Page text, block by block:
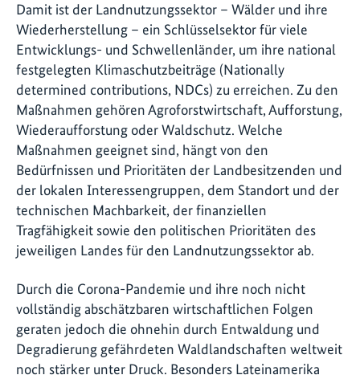
Damit ist der Landnutzungssektor – Wälder und ihre
Wiederherstellung – ein Schlüsselsektor für viele
Entwicklungs- und Schwellenländer, um ihre national
festgelegten Klimaschutzbeiträge (Nationally
determined contributions, NDCs) zu erreichen. Zu den
Maßnahmen gehören Agroforstwirtschaft, Aufforstung,
Wiederaufforstung oder Waldschutz. Welche
Maßnahmen geeignet sind, hängt von den
Bedürfnissen und Prioritäten der Landbesitzenden und
der lokalen Interessengruppen, dem Standort und der
technischen Machbarkeit, der finanziellen
Tragfähigkeit sowie den politischen Prioritäten des
jeweiligen Landes für den Landnutzungssektor ab.
Durch die Corona-Pandemie und ihre noch nicht
vollständig abschätzbaren wirtschaftlichen Folgen
geraten jedoch die ohnehin durch Entwaldung und
Degradierung gefährdeten Waldlandschaften weltweit
noch stärker unter Druck. Besonders Lateinamerika